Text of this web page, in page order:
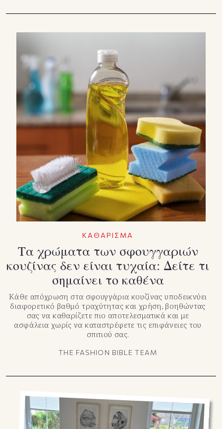
ΚΑΘΑΡΙΣΜΑ
Τα χρώματα των σφουγγαριών
κουζίνας δεν είναι τυχαία: Δείτε τι
σημαίνει το καθένα
Κάθε απόχρωση στα σφουγγάρια κουζίνας υποδεικνύει
διαφορετικό βαθμό τραχύτητας και χρήση, βοηθώντας
σας να καθαρίζετε πιο αποτελεσματικά και με
ασφάλεια χωρίς να καταστρέφετε τις επιφάνειες του
σπιτιού σας.
THE FASHION BIBLE TEAM